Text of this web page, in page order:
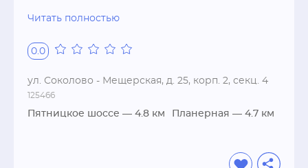
Группы:
группа кратковременного пребывания,
группа полного дня
конструирование, кулинария, логика,
Читать полностью
0.0
ул. Соколово - Мещерская, д. 25, корп. 2, секц. 4
125466
Пятницкое шоссе — 4.8 км Планерная — 4.7 км